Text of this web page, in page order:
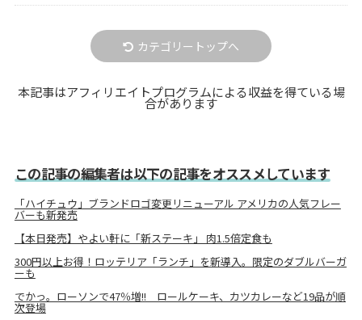
カテゴリートップへ
本記事はアフィリエイトプログラムによる収益を得ている場
合があります
この記事の編集者は以下の記事をオススメしています
「ハイチュウ」ブランドロゴ変更リニューアル アメリカの人気フレー
バーも新発売
【本日発売】やよい軒に「新ステーキ」 肉1.5倍定食も
300円以上お得！ロッテリア「ランチ」を新導入。限定のダブルバーガ
ーも
でかっ。ローソンで47％増!! ロールケーキ、カツカレーなど19品が順
次登場